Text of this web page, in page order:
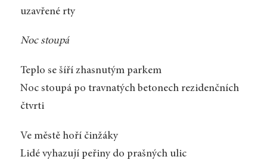
uzavřené rty
Noc stoupá
Teplo se šíří zhasnutým parkem
Noc stoupá po travnatých betonech rezidenčních
čtvrti
Ve městě hoří činžáky
Lidé vyhazují peřiny do prašných ulic